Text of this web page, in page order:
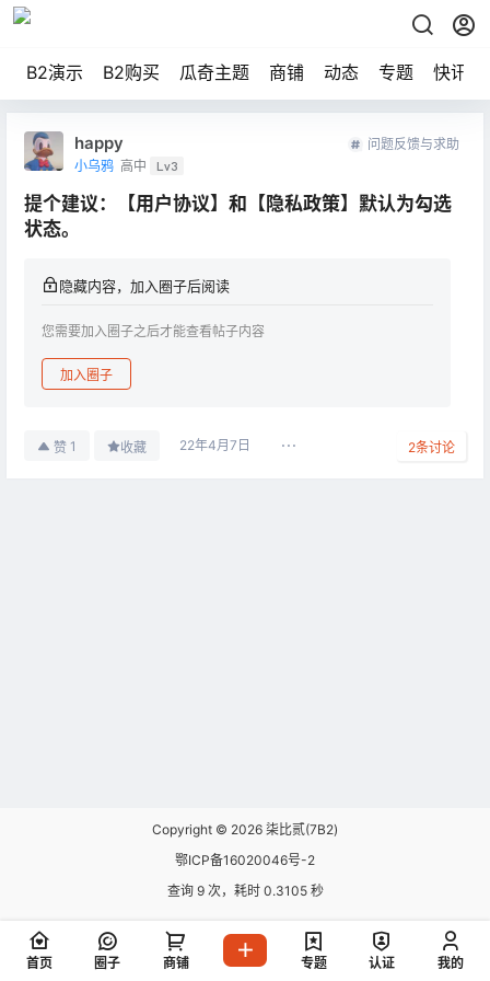
B2演示 B2购买 瓜奇主题 商铺 动态 专题 快讯
happy
小乌鸦 高中 Lv3
问题反馈与求助
提个建议：【用户协议】和【隐私政策】默认为勾选
状态。
隐藏内容，加入圈子后阅读
您需要加入圈子之后才能查看帖子内容
加入圈子
赞 1 收藏 22年4月7日 2条讨论
Copyright © 2026 柒比贰(7B2)
鄂ICP备16020046号-2
查询 9 次，耗时 0.3105 秒
首页 圈子 商铺 专题 认证 我的